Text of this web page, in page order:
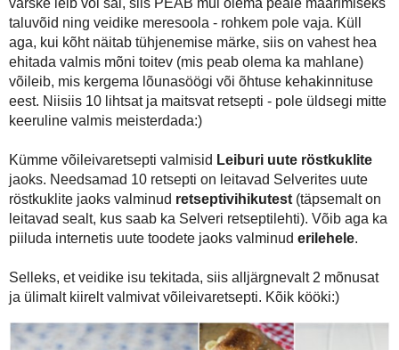
Mina Toidufotokoolitus Retseptiregister A-Ü
10 võileivaretsepti, mis teevad tuju rõõmsaks
Kui suured võileibade armastajad Teie olete? Minul on
värske leib või sai, siis PEAB mul olema peale määrimiseks
aga, kui kõht näitab tühjenemise märke, siis on vahest hea
võileib, mis kergema lõunasöögi või õhtuse kehakinnituse eest.
Kümme võileivaretsepti valmisidLeiburi uute röstkuklite
ka piiluda internetis uute toodete jaoks valminuderilehele.